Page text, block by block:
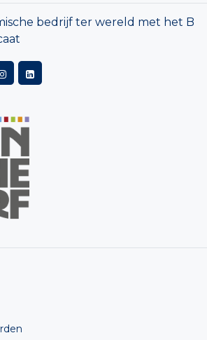
bedrijf ter wereld met het B